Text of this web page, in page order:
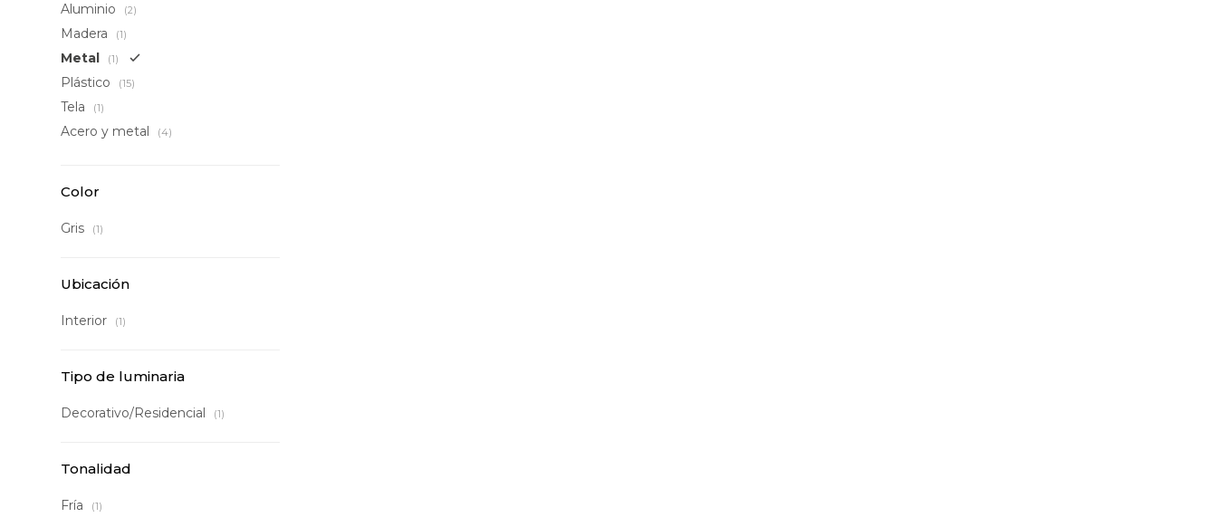
Aluminio (2)
Madera (1)
Metal (1)
Plástico (15)
Tela (1)
Acero y metal (4)
Color
Gris (1)
Ubicación
Interior (1)
Tipo de luminaria
Decorativo/Residencial (1)
Tonalidad
Fría (1)